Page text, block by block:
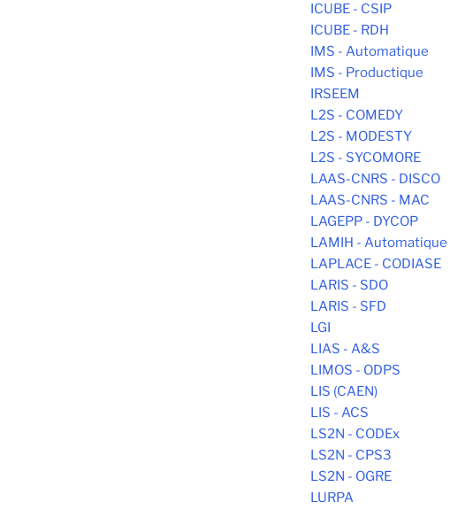
ICUBE - CSIP
ICUBE - RDH
IMS - Automatique
IMS - Productique
IRSEEM
L2S - COMEDY
L2S - MODESTY
L2S - SYCOMORE
LAAS-CNRS - DISCO
LAAS-CNRS - MAC
LAGEPP - DYCOP
LAMIH - Automatique
LAPLACE - CODIASE
LARIS - SDO
LARIS - SFD
LGI
LIAS - A&S
LIMOS - ODPS
LIS (CAEN)
LIS - ACS
LS2N - CODEx
LS2N - CPS3
LS2N - OGRE
LURPA